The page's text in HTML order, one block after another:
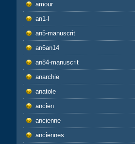
amour
an1-l
an5-manuscrit
an6an14
an84-manuscrit
anarchie
anatole
ancien
ancienne
anciennes